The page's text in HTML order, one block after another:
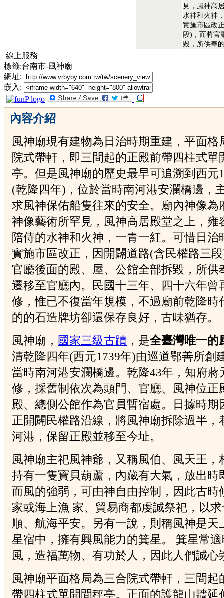
見，風神高
水神和火神
實施市區改
段)，而將官
毀，所供奉
線上服務
標籤:台南市-風神廟
網址:
嵌入:
內容介紹
風神廟現有建物為日治時期重建，平面格
院式帶軒，即三間起的正殿前帶四柱式單
亭。但是風神廟的歷史最早可追溯到西元
(乾隆四年)，位於當時南河港安瀾橋邊，
求風神保佑船隻往來的安全。廟內神像為
神像藝術所罕見，風神高居殿堂之上，雍
陪侍的水神和火神，一青一紅。可惜日治
實施市區改正，因開闢道路(含民權路三
官廳後面的殿、屋、公館全部拆毀，所供
遷移至官廳內。民國十三年、四十六年曾
修，惟已不復當年規模，不過廟前乾隆時
的的石造牌坊卻還保存良好，古味猶存。
風神廟， 國家三級古蹟 ，是全臺灣唯一的
清乾隆四年(西元1739年)由巡道鄂善所創
當時南河港安瀾橋邊。乾隆43年，知府蔣
修，採舊制依次為頭門、官廳、風神位正
殿、總側公館作為官員暫宿處。日據時期
正開闢民權路沿線，將風神廟拆除過半，
河港，保留正殿並移至今址。
風神廟主祀風神爺，又稱風伯、風天王，
持有一隻寶貝葫蘆，內藏有大氣，放出時
而風的強弱，可由神自由控制，因此古時
家或海上漁 家、貿易商都虔誠祭祀，以
順、航海平安。另有一說，則稱風神是天
星宿中，擁有興風能力的箕星。 箕星常
風，造福萬物、有功於人，因此人們誠心
風神廟平面格局為三合院式帶軒，三間起
帶四柱式單開間秤亭。正面的護龍山牆延